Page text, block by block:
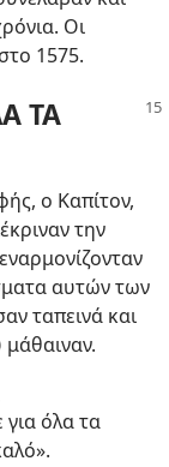
Οι
1575.
ΤΑ
ο Καπίτον,
την
αυτών των
ταπεινά και
όλα τα